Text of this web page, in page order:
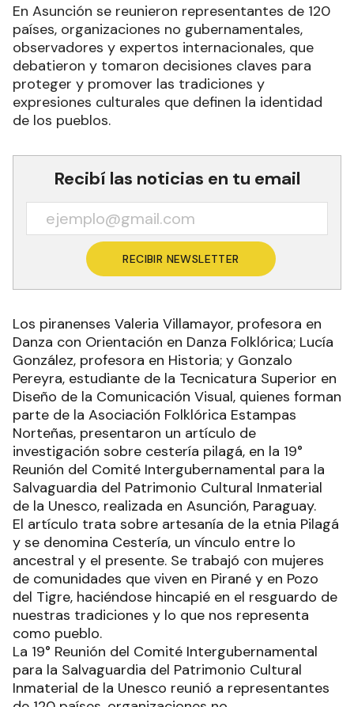
En Asunción se reunieron representantes de 120
países, organizaciones no gubernamentales,
observadores y expertos internacionales, que
debatieron y tomaron decisiones claves para
proteger y promover las tradiciones y
expresiones culturales que definen la identidad
de los pueblos.
Recibí las noticias en tu email
RECIBIR NEWSLETTER
Los piranenses Valeria Villamayor, profesora en
Danza con Orientación en Danza Folklórica; Lucía
González, profesora en Historia; y Gonzalo
Pereyra, estudiante de la Tecnicatura Superior en
Diseño de la Comunicación Visual, quienes forman
parte de la Asociación Folklórica Estampas
Norteñas, presentaron un artículo de
investigación sobre cestería pilagá, en la 19°
Reunión del Comité Intergubernamental para la
Salvaguardia del Patrimonio Cultural Inmaterial
de la Unesco, realizada en Asunción, Paraguay.
El artículo trata sobre artesanía de la etnia Pilagá
y se denomina Cestería, un vínculo entre lo
ancestral y el presente. Se trabajó con mujeres
de comunidades que viven en Pirané y en Pozo
del Tigre, haciéndose hincapié en el resguardo de
nuestras tradiciones y lo que nos representa
como pueblo.
La 19° Reunión del Comité Intergubernamental
para la Salvaguardia del Patrimonio Cultural
Inmaterial de la Unesco reunió a representantes